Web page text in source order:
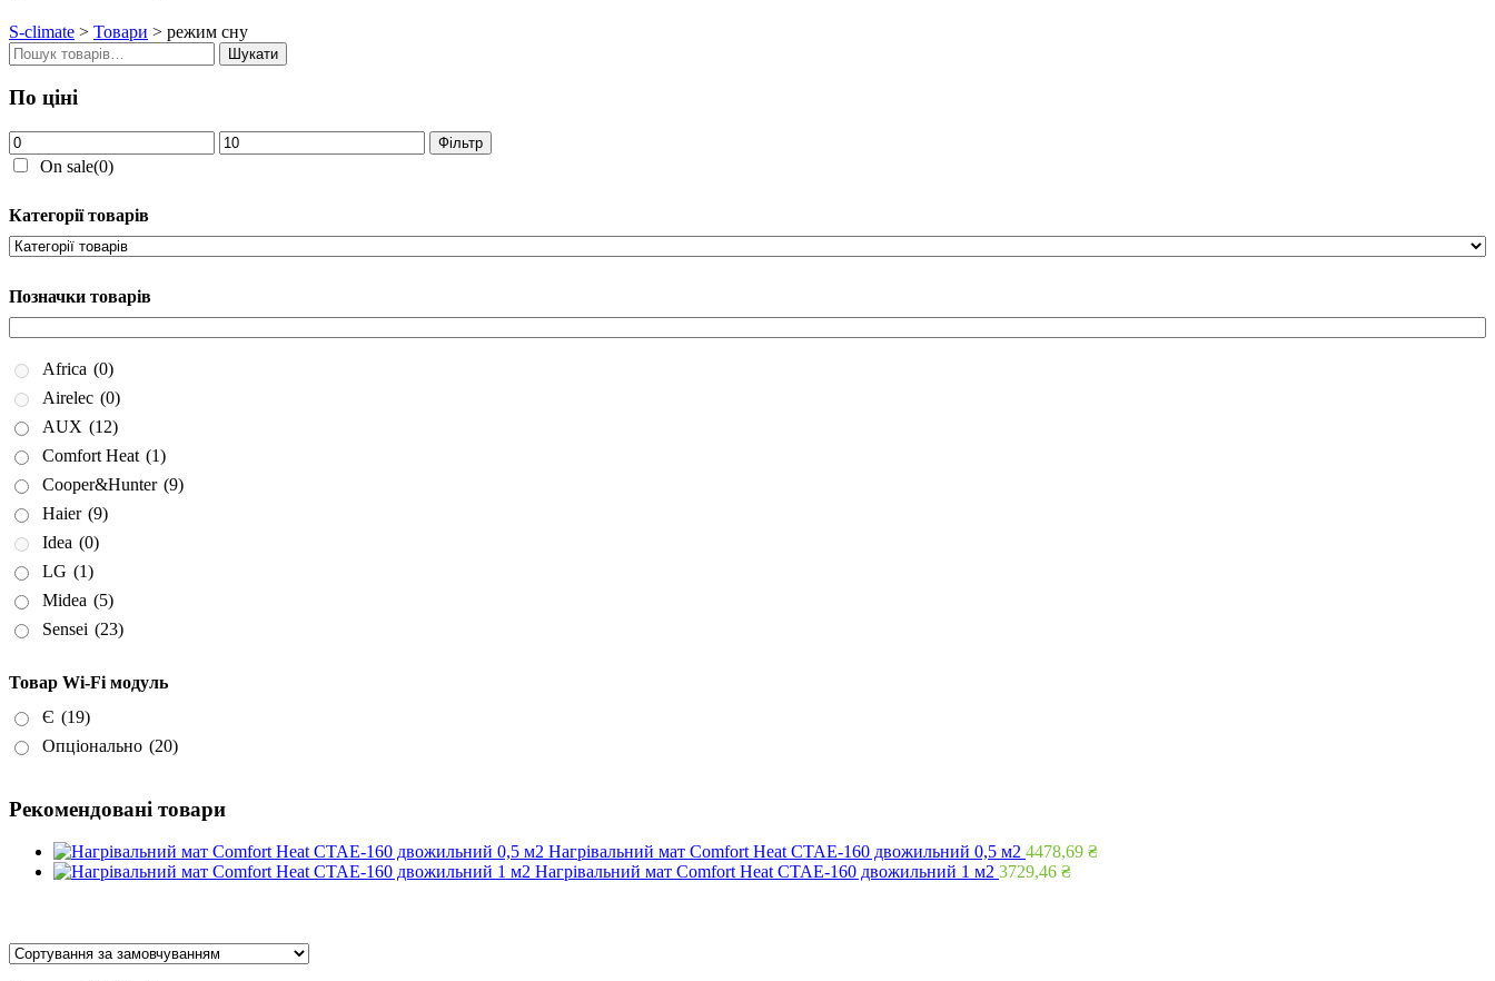
S-climate > Товари > режим сну
Шукати:
Шукати
По ціні
Мінімальна
ціна
Найбільша
ціна
Фільтр
On sale(0)
Категорії товарів
Позначки товарів
Africa (0)
Airelec (0)
AUX (12)
Comfort Heat (1)
Cooper&Hunter (9)
Haier (9)
Idea (0)
LG (1)
Midea (5)
Sensei (23)
Товар Wi-Fi модуль
Є (19)
Опціонально (20)
Рекомендовані товари
Нагрівальний мат Comfort Heat CTAE-160 двожильний 0,5 м2 4478,69 ₴
Нагрівальний мат Comfort Heat CTAE-160 двожильний 1 м2 3729,46 ₴